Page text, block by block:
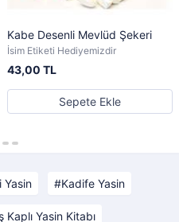
Kabe Desenli Mevlüd Şekeri
İsim Etiketi Hediyemizdir
43,00 TL
Sepete Ekle
Yasin Kadife Yasin
Kaplı Yasin Kitabı